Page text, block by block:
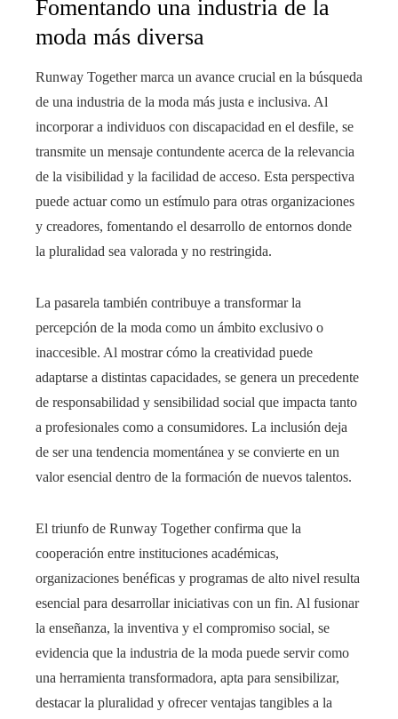
Fomentando una industria de la
moda más diversa
Runway Together marca un avance crucial en la búsqueda
de una industria de la moda más justa e inclusiva. Al
incorporar a individuos con discapacidad en el desfile, se
transmite un mensaje contundente acerca de la relevancia
de la visibilidad y la facilidad de acceso. Esta perspectiva
puede actuar como un estímulo para otras organizaciones
y creadores, fomentando el desarrollo de entornos donde
la pluralidad sea valorada y no restringida.
La pasarela también contribuye a transformar la
percepción de la moda como un ámbito exclusivo o
inaccesible. Al mostrar cómo la creatividad puede
adaptarse a distintas capacidades, se genera un precedente
de responsabilidad y sensibilidad social que impacta tanto
a profesionales como a consumidores. La inclusión deja
de ser una tendencia momentánea y se convierte en un
valor esencial dentro de la formación de nuevos talentos.
El triunfo de Runway Together confirma que la
cooperación entre instituciones académicas,
organizaciones benéficas y programas de alto nivel resulta
esencial para desarrollar iniciativas con un fin. Al fusionar
la enseñanza, la inventiva y el compromiso social, se
evidencia que la industria de la moda puede servir como
una herramienta transformadora, apta para sensibilizar,
destacar la pluralidad y ofrecer ventajas tangibles a la